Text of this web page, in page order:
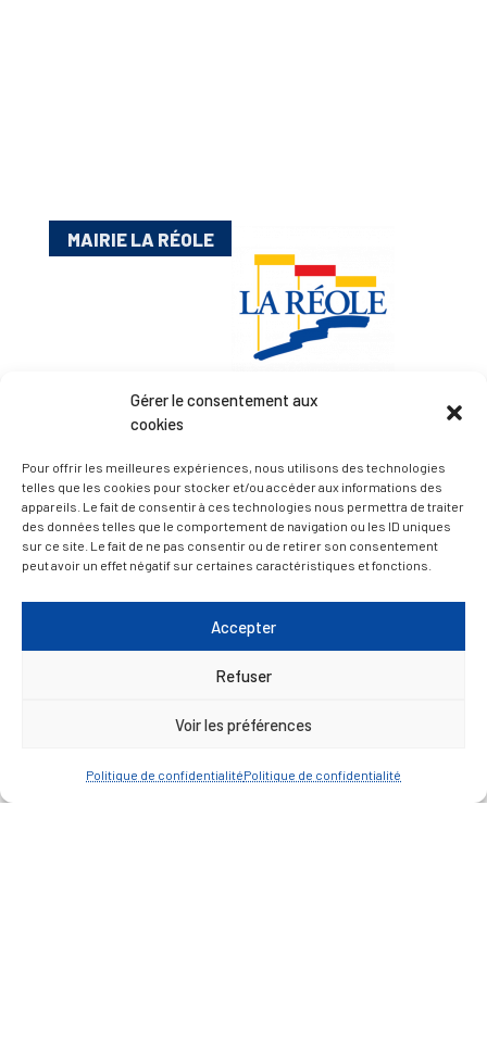
Gérer le consentement aux
cookies
Pour offrir les meilleures expériences, nous utilisons des technologies
telles que les cookies pour stocker et/ou accéder aux informations des
appareils. Le fait de consentir à ces technologies nous permettra de traiter
des données telles que le comportement de navigation ou les ID uniques
sur ce site. Le fait de ne pas consentir ou de retirer son consentement
peut avoir un effet négatif sur certaines caractéristiques et fonctions.
Accepter
Refuser
Voir les préférences
Politique de confidentialitéPolitique de confidentialité
MAIRIE LA RÉOLE
33 190 La Réole
05 56 61 10 11
mairie@lareole.fr
Du lundi au jeudi inclus : 8h30 à 12h30 et 13h30 à
17h00
Vendredi : 9h00 à 12h00
— Contacter la Mairie
Marchés publics